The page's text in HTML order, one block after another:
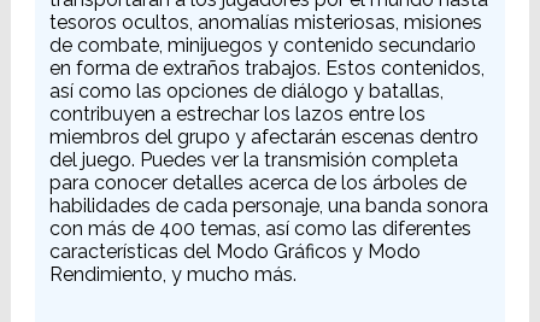
tesoros ocultos, anomalías misteriosas, misiones
de combate, minijuegos y contenido secundario
en forma de extraños trabajos. Estos contenidos,
así como las opciones de diálogo y batallas,
contribuyen a estrechar los lazos entre los
miembros del grupo y afectarán escenas dentro
del juego. Puedes ver la transmisión completa
para conocer detalles acerca de los árboles de
habilidades de cada personaje, una banda sonora
con más de 400 temas, así como las diferentes
características del Modo Gráficos y Modo
Rendimiento, y mucho más.